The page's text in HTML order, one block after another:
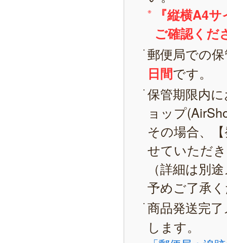
『縦横A4
ご確認くだ
郵便局での
日間です。
保管期限内
ョップ
その場合、
せていただ
（詳細は別
予めご了承
商品発送完
します。